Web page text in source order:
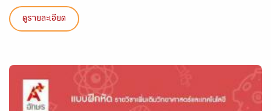
ดูรายละเอียด